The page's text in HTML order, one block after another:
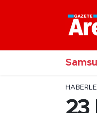
23
Nöbetçi
Hava Durumu
Samsun Namaz